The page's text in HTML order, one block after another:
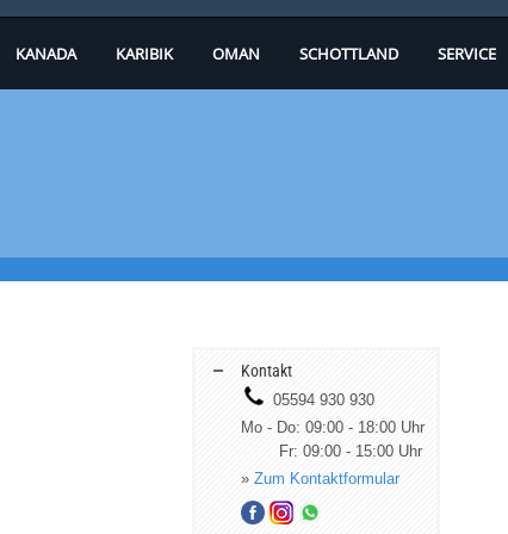
KANADA KARIBIK OMAN SCHOTTLAND SERVICE
Kontakt
05594 930 930
Mo - Do: 09:00 - 18:00 Uhr
Fr: 09:00 - 15:00 Uhr
» Zum Kontaktformular